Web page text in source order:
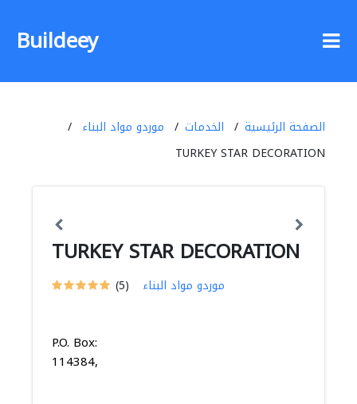
Buildeey
الصفحة الرئيسية الخدمات
موردو مواد البناء
TURKEY STAR DECORATION
TURKEY STAR DECORATION
(5) موردو مواد البناء
P.O. Box:
114384,